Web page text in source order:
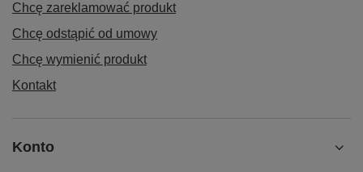
Chcę zareklamować produkt
Chcę odstąpić od umowy
Chcę wymienić produkt
Kontakt
Konto